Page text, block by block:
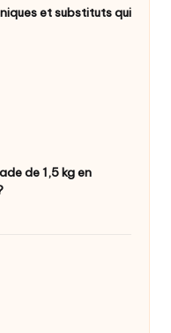
et substituts qui
de 1,5 kg en